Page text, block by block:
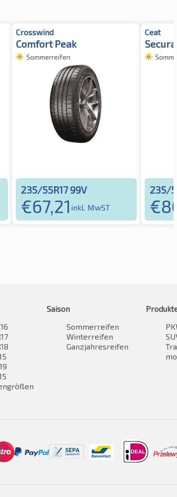
Crosswind
Comfort Peak
Sommerreifen
235/55R17 99V
€67,21 inkl. MwST
Ceat
235/
€
Saison
Sommerreifen
Winterreifen
Ganzjahresreifen